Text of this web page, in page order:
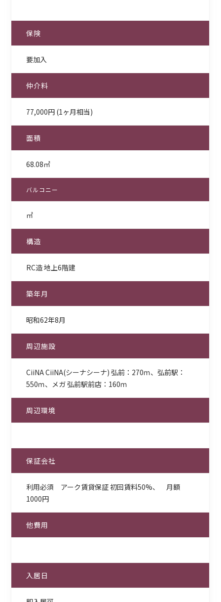
保険
要加入
仲介料
77,000円 (1ヶ月相当)
面積
68.08㎡
バルコニー
㎡
構造
RC造 地上6階建
築年月
昭和62年8月
周辺施設
CiiNA CiiNA(シーナシーナ) 弘前：270ｍ、弘前駅：
550ｍ、メガ 弘前駅前店：160ｍ
周辺環境
保証会社
利用必須 アーク賃貸保証 初回賃料50%、 月額
1000円
他費用
入居日